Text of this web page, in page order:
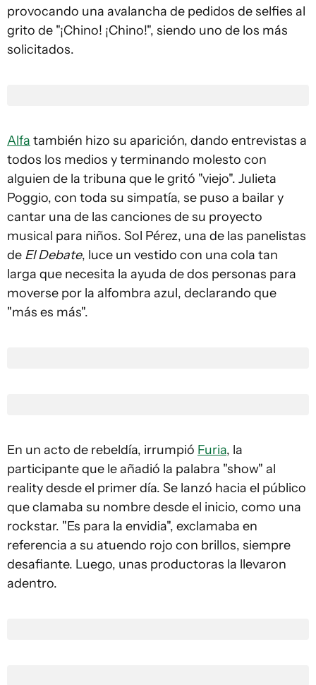
provocando una avalancha de pedidos de selfies al
grito de "¡Chino! ¡Chino!", siendo uno de los más
solicitados.
Alfa también hizo su aparición, dando entrevistas a
todos los medios y terminando molesto con
alguien de la tribuna que le gritó "viejo". Julieta
Poggio, con toda su simpatía, se puso a bailar y
cantar una de las canciones de su proyecto
musical para niños. Sol Pérez, una de las panelistas
de El Debate, luce un vestido con una cola tan
larga que necesita la ayuda de dos personas para
moverse por la alfombra azul, declarando que
"más es más".
En un acto de rebeldía, irrumpió Furia, la
participante que le añadió la palabra "show" al
reality desde el primer día. Se lanzó hacia el público
que clamaba su nombre desde el inicio, como una
rockstar. "Es para la envidia", exclamaba en
referencia a su atuendo rojo con brillos, siempre
desafiante. Luego, unas productoras la llevaron
adentro.